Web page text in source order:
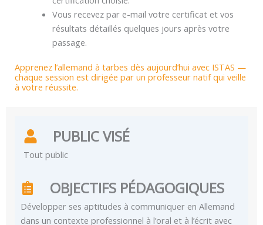
Vous recevez par e-mail votre certificat et vos
résultats détaillés quelques jours après votre
passage.
Apprenez l’allemand à tarbes dès aujourd’hui avec ISTAS —
chaque session est dirigée par un professeur natif qui veille
à votre réussite.
PUBLIC VISÉ
Tout public
OBJECTIFS PÉDAGOGIQUES
Développer ses aptitudes à communiquer en Allemand
dans un contexte professionnel à l’oral et à l’écrit avec